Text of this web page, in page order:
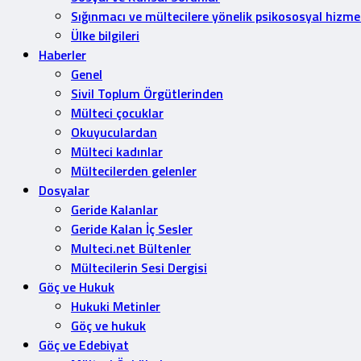
Sığınmacı ve mültecilere yönelik psikososyal
Ülke bilgileri
Haberler
Genel
Sivil Toplum Örgütlerinden
Mülteci çocuklar
Okuyuculardan
Mülteci kadınlar
Mültecilerden gelenler
Dosyalar
Geride Kalanlar
Geride Kalan İç Sesler
Multeci.net Bültenler
Mültecilerin Sesi Dergisi
Göç ve Hukuk
Hukuki Metinler
Göç ve hukuk
Göç ve Edebiyat